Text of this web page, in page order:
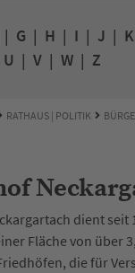
| G | H | I | J | K
U | V | W | Z
RATHAUS | POLITIK
dient seit
Fläche von über
die für